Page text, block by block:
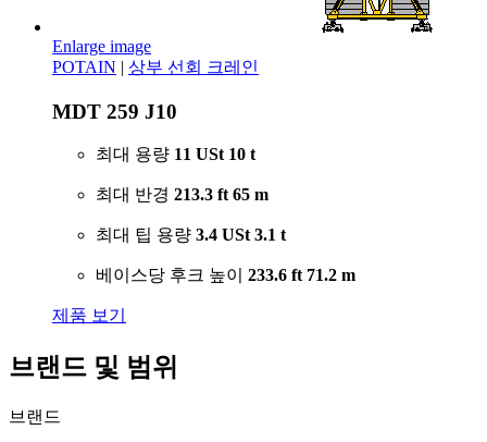
Enlarge image
POTAIN | 상부 선회 크레인
MDT 259 J10
최대 용량 11 USt 10 t
최대 반경 213.3 ft 65 m
최대 팁 용량 3.4 USt 3.1 t
베이스당 후크 높이 233.6 ft 71.2 m
제품 보기
브랜드 및 범위
브랜드